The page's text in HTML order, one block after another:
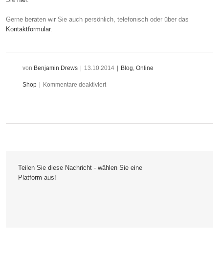
Gerne beraten wir Sie auch persönlich, telefonisch oder über das
Kontaktformular.
von Benjamin Drews 13.10.2014 Blog, Online
Shop Kommentare deaktiviertfür
Shop
Teilen Sie diese Nachricht - wählen Sie eine
Platform aus!